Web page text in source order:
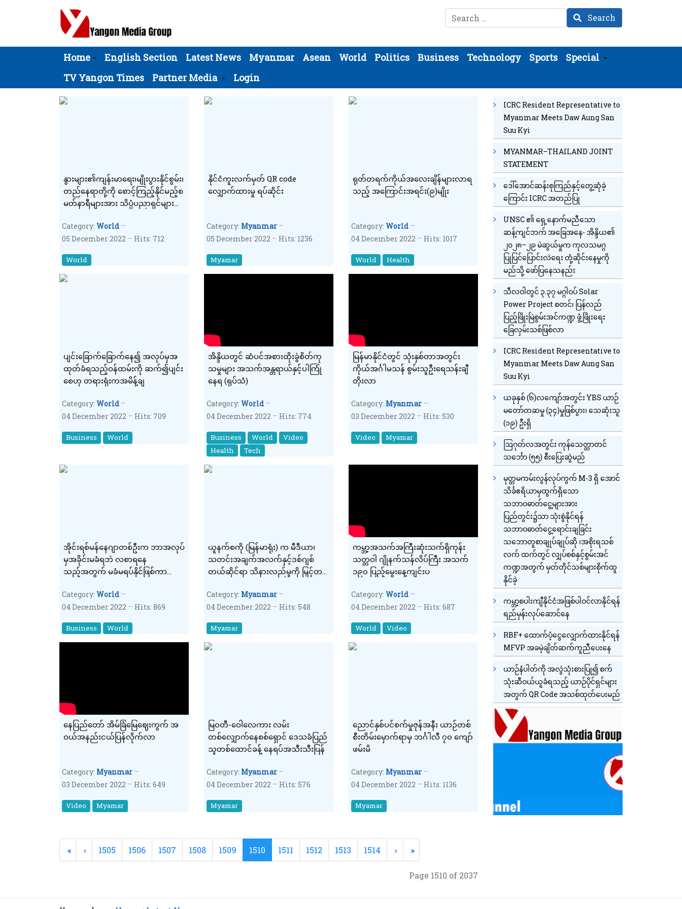
Search Search
Home English Section Latest News Myanmar Asean World Politics Business Technology Sports
Special
TV Yangon Times
Partner Media Login
နွားများ၏ကျန်းမာရေး၊မျိုးပွားနိုင်စွမ်း၊
တည်နေရာတို့ကို စောင့်ကြည့်နိုင်မည့်စ
မတ်နာရီများအား သိပ္ပံပညာရှင်များ
Category: World
05 December 2022
Hits: 712
World
နိုင်ငံကူးလက်မှတ် QR code
လျှောက်ထားမှု ရပ်ဆိုင်း
Category: Myanmar
05 December 2022
Hits: 1236
Myamar
ရုတ်တရက်ကိုယ်အလေးချိန်များလာရ
သည့် အကြောင်းအရင်း(၉)မျိုး
Category: World
04 December 2022
Hits: 1017
World Health
ပျင်းခြောက်ခြောက်နေ၍ အလုပ်မှအ
ထုတ်ခံရသည့်ဝန်ထမ်းကို ဆက်၍ပျင်း
စေဟု တရားရုံးကအမိန့်ချ
Category: World
04 December 2022
Hits: 709
Business World
အိန္ဒိယတွင် ဆံပင်အစားထိုးခွဲစိတ်ကု
သမှုများ အသက်အန္တရာယ်နှင့်ပါကြုံ
နေရ (ရုပ်သံ)
Category: World
04 December 2022
Hits: 774
Business World
Video
Health
Tech
မြန်မာနိုင်ငံတွင် သုံးနှစ်တာအတွင်း
ကိုယ်အင်္ဂါမသန် စွမ်းသူဦးရေသန်းချီ
တိုးလာ
Category: Myanmar
03 December 2022
Hits: 530
Video Myamar
အိုင်းရစ်မန်နေဂျာတစ်ဦးက ဘာအလုပ်
မှအခိုင်းမခံရဘဲ လစာရနေ
သည့်အတွက် မခံမရပ်နိုင်ဖြစ်ကာ
Category: World
04 December 2022
Hits: 869
Business World
ယူနက်စကို (မြန်မာရုံး) က မီဒီယာ၊
သတင်းအချက်အလက်နှင့်ဒစ်ဂျစ်
တယ်ဆိုင်ရာ သိနားလည်မှုကို မြှင့်တင်
Category: Myanmar
04 December 2022
Hits: 548
Myamar
ကမ္ဘာ့အသက်အကြီးဆုံးသက်ရှိကုန်း
သတ္တဝါ ဂျိုနက်သန်လိပ်ကြီး အသက်
၁၉၀ ပြည့်မွေးနေ့ကျင်းပ
Category: World
04 December 2022
Hits: 687
World Video
နေပြည်တော် အိမ်ခြံမြေဈေးကွက် အ
ဝယ်အနည်းငယ်ပြန်လိုက်လာ
Category: Myanmar
03 December 2022
Hits: 649
Video Myamar
မြဝတီ-ဝေါလေကား လမ်း
တစ်လျှောက်နေစစ်ရှောင် ဒေသခံပြည်
သူတစ်ထောင်ခန့် နေရပ်အသီးသီးပြန်
Category: Myanmar
04 December 2022
Hits: 576
Myamar
ညောင်နှစ်ပင်စက်မှုဇုန်အနီး ယာဉ်တစ်
စီးတိမ်းမှောက်ရာမှ ဘင်္ဂါလီ ၇၀ ကျော်
ဖမ်းမိ
Category: Myanmar
04 December 2022
Hits: 1136
Myamar
1505 1506 1507 1508 1509 1510 1511 1512 1513 1514
Page 1510 of 2037
ICRC Resident Representative to
Myanmar Meets Daw Aung San
Suu Kyi
MYANMAR–THAILAND JOINT
STATEMENT
ဒေါ်အောင်ဆန်းစုကြည်နှင့်တွေ့ဆုံခဲ့
ကြောင်း ICRC အတည်ပြု
UNSC ၏ ရှေ့နောက်မညီသော
ဆန့်ကျင်ဘက် အခြေအနေ- အိန္ဒိယ၏
၂၀၂၈–၂၉ မဲဆွယ်မှုက ကုလသမဂ္ဂ
ပြုပြင်ပြောင်းလဲရေး တုံ့ဆိုင်းနေမှုကို
မည်သို့ ဖော်ပြနေသနည်း
သီလဝါတွင် ၃.၃၇ မဂ္ဂါဝပ် Solar
Power Project စတင်၊ ပြန်လည်
ပြည့်ဖြိုးမြဲစွမ်းအင်ကဏ္ဍ ဖွံ့ဖြိုးရေး
ခြေလှမ်းသစ်ဖြစ်လာ
ICRC Resident Representative to
Myanmar Meets Daw Aung San
Suu Kyi
ယခုနှစ် (၆)လကျော်အတွင်း YBS ယာဉ်
မတော်တဆမှု (၃၄)မှုဖြစ်ပွား၊ သေဆုံးသူ
(၁၉) ဦးရှိ
ဩဂုတ်လအတွင်း ကုန်သေတ္တာတင်
သင်္ဘော (၅၅) စီးပြေးဆွဲမည်
မုတ္တမကမ်းလွန်လုပ်ကွက် M-3 ရှိ အောင်
သိင်္ခဧရိယာမှထွက်ရှိသော
သဘာဝဓာတ်ငွေ့များအား
ပြည်တွင်း၌သာ သုံးစွဲနိုင်ရန်
သဘာဝဓာတ်ငွေ့ရောင်းချခြင်း
သဘောတူစာချုပ်ချုပ်ဆို ၊အစိုးရသစ်
လက် ထက်တွင် လျှပ်စစ်နှင့်စွမ်းအင်
ကဏ္ဍအတွက် မှတ်တိုင်သစ်များစိုက်ထူ
နိုင်ခဲ့
ကမ္ဘာ့စပါးကျီနိုင်ငံအဖြစ်ပါဝင်လာနိုင်ရန်
ရည်မှန်းလုပ်ဆောင်နေ
RBF+ ထောက်ပံ့ငွေလျှောက်ထားနိုင်ရန်
MFVP အခမဲ့ချိတ်ဆက်ကူညီပေးနေ
ယာဉ်နံပါတ်ကို အလွဲသုံးစားပြု၍ စက်
သုံးဆီဝယ်ယူခံရသည့် ယာဉ်ပိုင်ရှင်များ
အတွက် QR Code အသစ်ထုတ်ပေးမည်